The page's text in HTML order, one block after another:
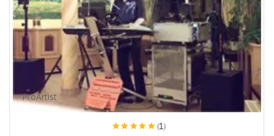
ProArtist
(1)